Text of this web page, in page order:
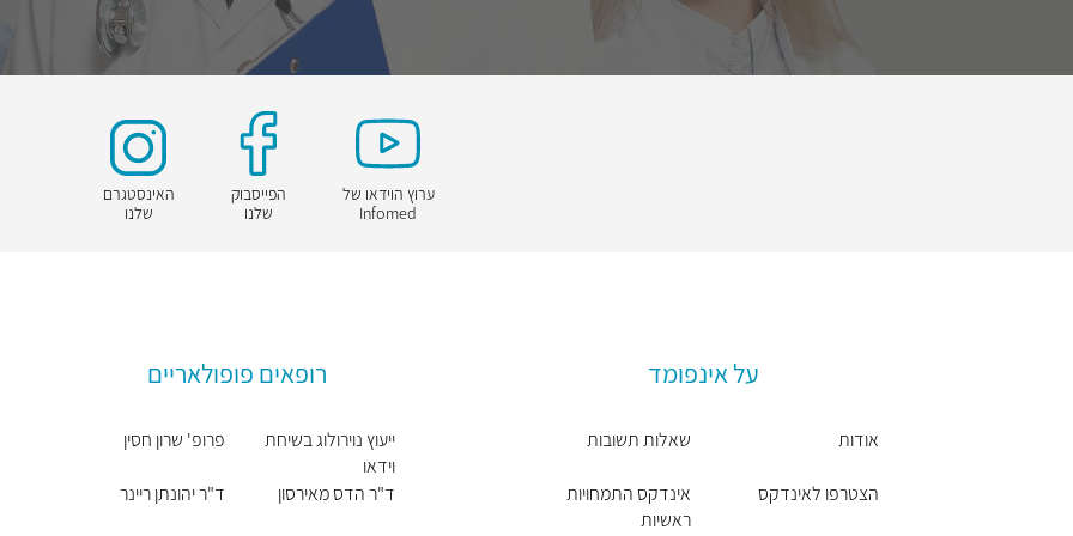
ערוץ הוידאו של
Infomed
הפייסבוק
שלנו
האינסטגרם
שלנו
על אינפומד
אודות
הצטרפו לאינדקס
שאלות תשובות
אינדקס התמחויות
ראשיות
רופאים פופולאריים
ייעוץ נוירולוג בשיחת
וידאו
ד"ר הדס מאירסון
פרופ' שרון חסין
ד"ר יהונתן ריינר